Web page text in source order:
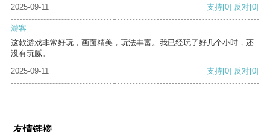
2025-09-11
支持[0] 反对[0]
游客
这款游戏非常好玩，画面精美，玩法丰富。我已经玩了好几个小时，还
没有玩腻。
2025-09-11
支持[0] 反对[0]
友情链接